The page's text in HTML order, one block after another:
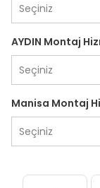
Seçiniz
AYDIN Montaj
Seçiniz
Manisa Montaj
Seçiniz